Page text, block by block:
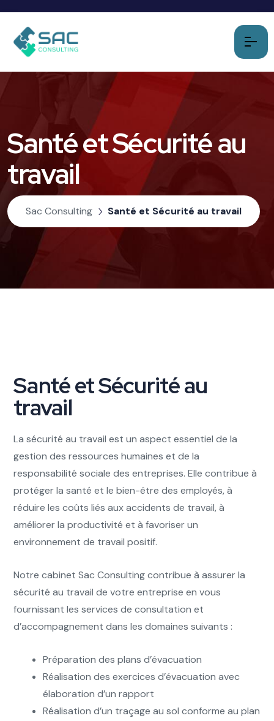
Santé et Sécurité au
travail
Sac Consulting Santé et Sécurité au travail
Santé et Sécurité au
travail
La sécurité au travail est un aspect essentiel de la
gestion des ressources humaines et de la
responsabilité sociale des entreprises. Elle contribue à
protéger la santé et le bien-être des employés, à
réduire les coûts liés aux accidents de travail, à
améliorer la productivité et à favoriser un
environnement de travail positif.
Notre cabinet Sac Consulting contribue à assurer la
sécurité au travail de votre entreprise en vous
fournissant les services de consultation et
d’accompagnement dans les domaines suivants :
Préparation des plans d’évacuation
Réalisation des exercices d’évacuation avec
élaboration d’un rapport
Réalisation d’un traçage au sol conforme au plan